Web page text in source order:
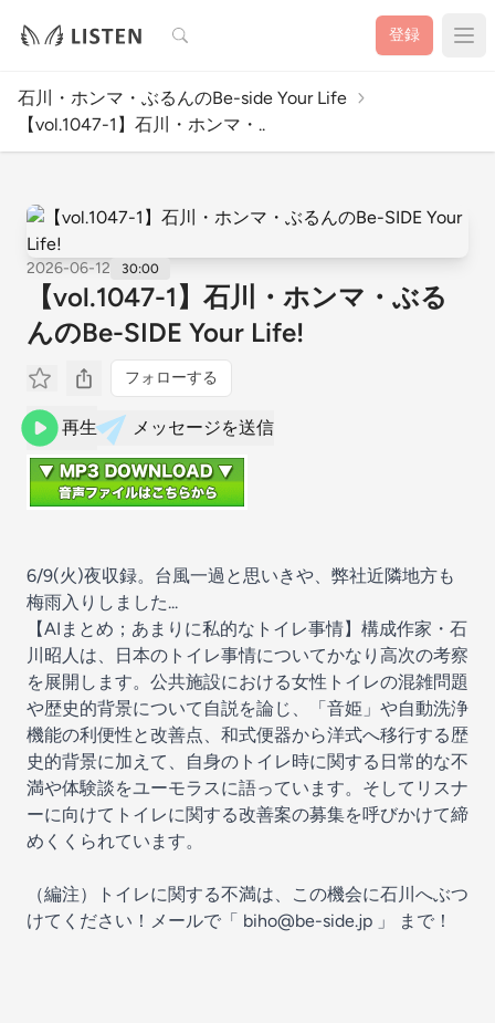
検索 登録
石川・ホンマ・ぶるんのBe-side Your Life
【vol.1047-1】石川・ホンマ・..
2026-06-12 30:00
【vol.1047-1】石川・ホンマ・ぶる
んのBe-SIDE Your Life!
フォローする
再生 メッセージを送信
6/9(火)夜収録。台風一過と思いきや、弊社近隣地方も
梅雨入りしました...
【AIまとめ；あまりに私的なトイレ事情】構成作家・石
川昭人は、日本のトイレ事情についてかなり高次の考察
を展開します。公共施設における女性トイレの混雑問題
や歴史的背景について自説を論じ、「音姫」や自動洗浄
機能の利便性と改善点、和式便器から洋式へ移行する歴
史的背景に加えて、自身のトイレ時に関する日常的な不
満や体験談をユーモラスに語っています。そしてリスナ
ーに向けてトイレに関する改善案の募集を呼びかけて締
めくくられています。
（編注）トイレに関する不満は、この機会に石川へぶつ
けてください！メールで 「 biho@be-side.jp 」 まで！